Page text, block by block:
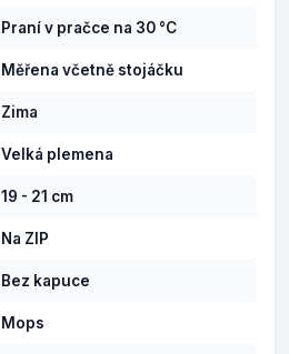
Praní v pračce na 30 °C
Měřena včetně stojáčku
Zima
Velká plemena
19 - 21 cm
Na ZIP
Bez kapuce
Mops